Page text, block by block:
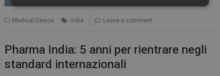
Medical Device India Leave a comment
Pharma India: 5 anni per rientrare negli
standard internazionali
Necessari Marketing